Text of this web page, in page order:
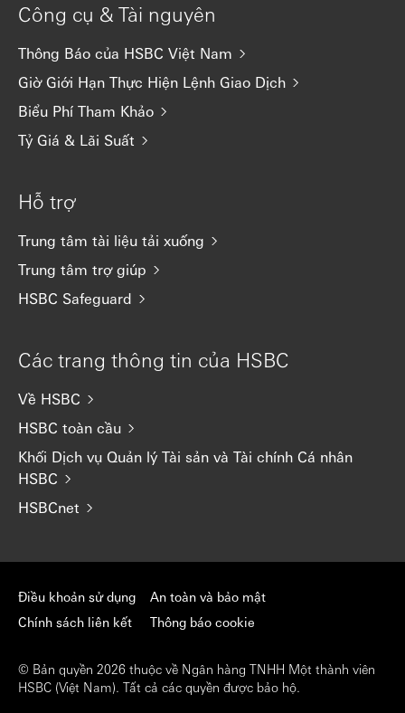
Công cụ & Tài nguyên
Thông Báo của HSBC Việt Nam
Giờ Giới Hạn Thực Hiện Lệnh Giao Dịch
Biểu Phí Tham Khảo
Tỷ Giá & Lãi Suất
Hỗ trợ
Trung tâm tài liệu tải xuống
Trung tâm trợ giúp
HSBC Safeguard
Các trang thông tin của HSBC
Về HSBC
HSBC toàn cầu
Khối Dịch vụ Quản lý Tài sản và Tài chính Cá nhân
HSBC
HSBCnet
Điều khoản sử dụng
Chính sách liên kết
An toàn và bảo mật
Thông báo cookie
© Bản quyền 2026 thuộc về Ngân hàng TNHH Một thành viên
HSBC (Việt Nam). Tất cả các quyền được bảo hộ.